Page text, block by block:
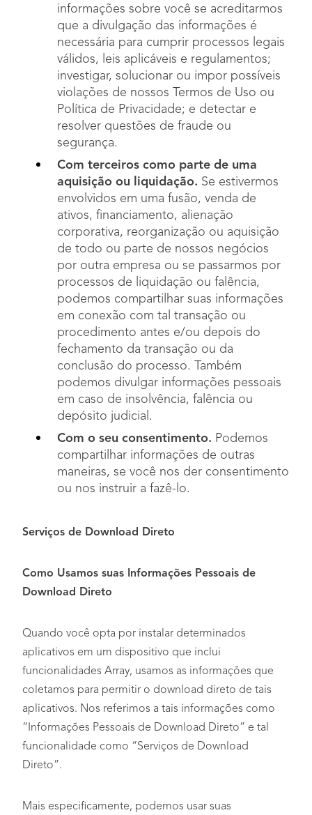
informações sobre você se acreditarmos
que a divulgação das informações é
necessária para cumprir processos legais
válidos, leis aplicáveis e regulamentos;
investigar, solucionar ou impor possíveis
violações de nossos Termos de Uso ou
Política de Privacidade; e detectar e
resolver questões de fraude ou
segurança.
Com terceiros como parte de uma
aquisição ou liquidação. Se estivermos
envolvidos em uma fusão, venda de
ativos, financiamento, alienação
corporativa, reorganização ou aquisição
de todo ou parte de nossos negócios
por outra empresa ou se passarmos por
processos de liquidação ou falência,
podemos compartilhar suas informações
em conexão com tal transação ou
procedimento antes e/ou depois do
fechamento da transação ou da
conclusão do processo. Também
podemos divulgar informações pessoais
em caso de insolvência, falência ou
depósito judicial.
Com o seu consentimento. Podemos
compartilhar informações de outras
maneiras, se você nos der consentimento
ou nos instruir a fazê-lo.
Serviços de Download Direto
Como Usamos suas Informações Pessoais de
Download Direto
Quando você opta por instalar determinados
aplicativos em um dispositivo que inclui
funcionalidades Array, usamos as informações que
coletamos para permitir o download direto de tais
aplicativos. Nos referimos a tais informações como
“Informações Pessoais de Download Direto” e tal
funcionalidade como “Serviços de Download
Direto”.
Mais especificamente, podemos usar suas